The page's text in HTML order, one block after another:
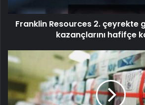
Franklin Resources 2. çeyrekte
kazançlarını hafifçe